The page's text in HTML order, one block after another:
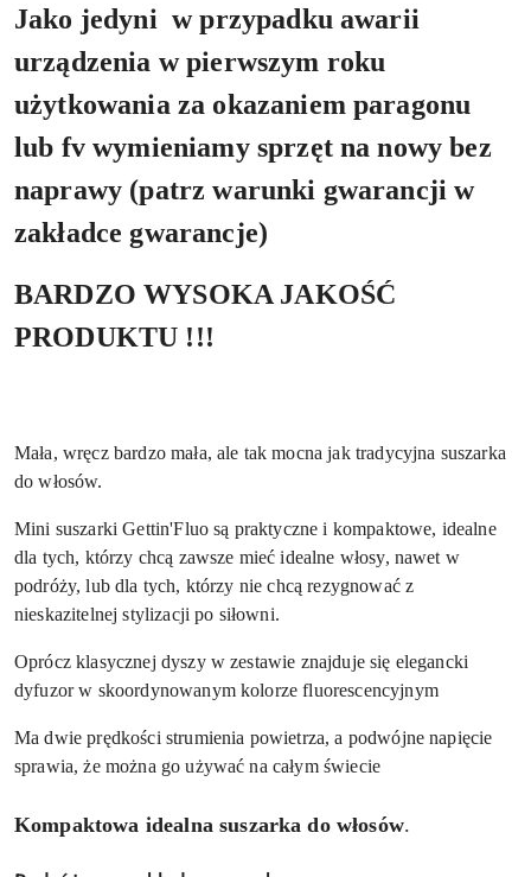
Jako jedyni w przypadku awarii
urządzenia w pierwszym roku
użytkowania za okazaniem paragonu
lub fv wymieniamy sprzęt na nowy bez
naprawy (patrz warunki gwarancji w
zakładce gwarancje)
BARDZO WYSOKA JAKOŚĆ
PRODUKTU !!!
Mała, wręcz bardzo mała, ale tak mocna jak tradycyjna suszarka
do włosów.
Mini suszarki Gettin'Fluo są praktyczne i kompaktowe, idealne
dla tych, którzy chcą zawsze mieć idealne włosy, nawet w
podróży, lub dla tych, którzy nie chcą rezygnować z
nieskazitelnej stylizacji po siłowni.
Oprócz klasycznej dyszy w zestawie znajduje się elegancki
dyfuzor w skoordynowanym kolorze fluorescencyjnym
Ma dwie prędkości strumienia powietrza, a podwójne napięcie
sprawia, że ​​można go używać na całym świecie
Kompaktowa idealna suszarka do włosów.